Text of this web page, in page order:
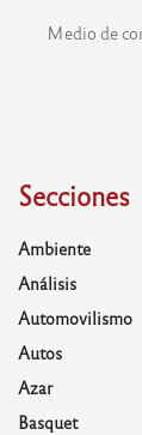
Medio de
Secciones
Ambiente
Análisis
Automovilismo
Autos
Azar
Basquet